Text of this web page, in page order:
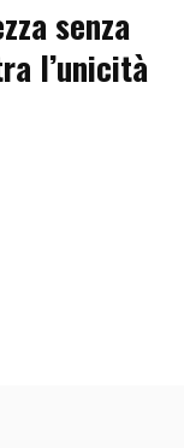
senza
l’unicità